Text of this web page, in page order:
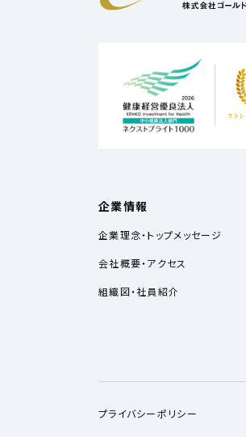
企業情報
企業理念・トップメッセージ
会社概要・アクセス
組織図・社員紹介
プライバシーポリシー